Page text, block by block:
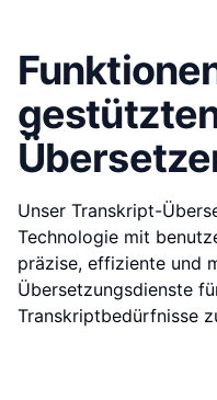
Unser Transkript-
Technologie mit
präzise, effiziente und
Übersetzungsdienste
Transkriptbedürfnisse